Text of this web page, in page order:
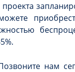
нам